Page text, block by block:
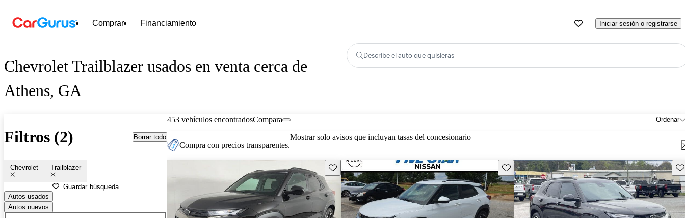
Comprar Financiamiento Iniciar sesión o registrarse
Chevrolet Trailblazer usados en venta cerca de
Athens, GA
Describe el auto que quisieras
Filtros (2) Borrar todo
Chevrolet Trailblazer
Guardar búsqueda
Autos usados
Autos nuevos
453 vehículos encontrados Ordenar
Compara
Compra con precios transparentes.
Mostrar solo avisos que incluyan tasas del concesionario
Guarda este Aviso Guarda este Aviso